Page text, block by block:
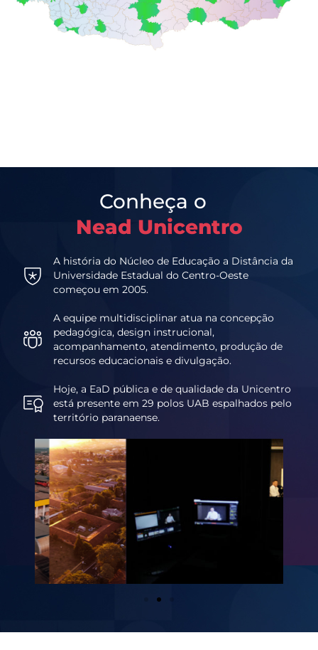
Conheça o
Nead Unicentro
A história do Núcleo de Educação a Distância da
Universidade Estadual do Centro-Oeste
começou em 2005.
A equipe multidisciplinar atua na concepção
pedagógica, design instrucional,
acompanhamento, atendimento, produção de
recursos educacionais e divulgação.
Hoje, a EaD pública e de qualidade da Unicentro
está presente em 29 polos UAB espalhados pelo
território paranaense.